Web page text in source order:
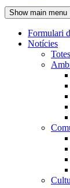
de
Show main menu
Navegació
principal
Formulari
Notícies
Totes